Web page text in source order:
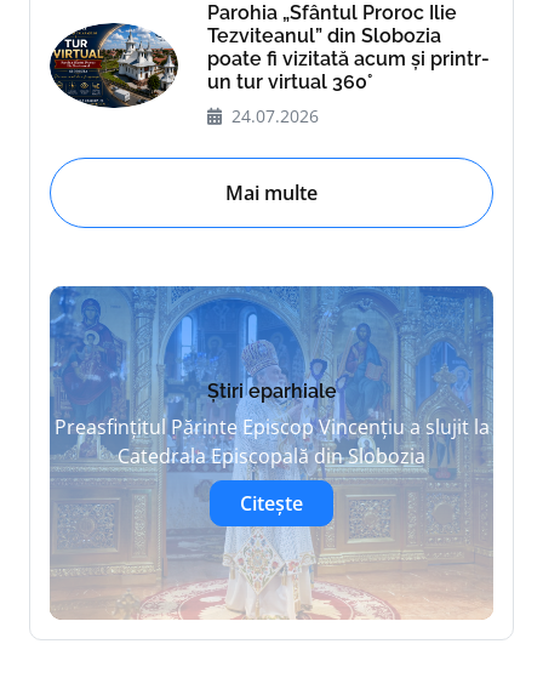
Parohia „Sfântul Proroc Ilie
Tezviteanul” din Slobozia
poate fi vizitată acum și printr-
un tur virtual 360°
24.07.2026
Mai multe
Știri eparhiale
Preasfințitul Părinte Episcop Vincențiu a slujit la
Catedrala Episcopală din Slobozia
Citește